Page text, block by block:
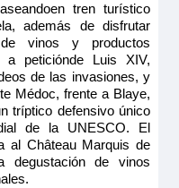
tren turístico
además de disfrutar
vinos y productos
a peticiónde Luis XIV,
de las invasiones, y
Médoc, frente a Blaye,
tríptico defensivo único
de la UNESCO. El
al Château Marquis de
degustación de vinos